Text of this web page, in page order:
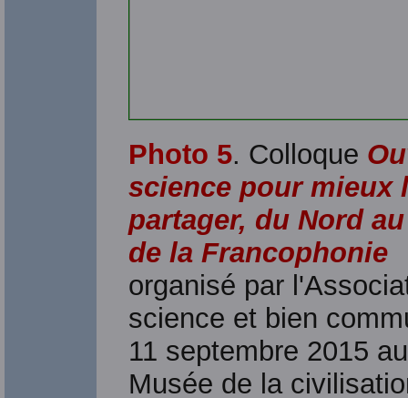
Photo 5. Colloque
science pour mieux
partager, du Nord
de la Francophonie
organisé par
science et bien
11 septembre 2015 au
Musée de la